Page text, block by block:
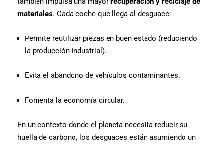
materiales. Cada coche que llega al desguace:
Permite reutilizar piezas en buen estado (reduciendo
la producción industrial).
Evita el abandono de vehículos contaminantes.
Fomenta la economía circular.
En un contexto donde el planeta necesita reducir su
huella de carbono, los desguaces están asumiendo un